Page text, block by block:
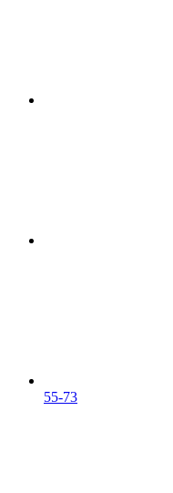
55-73